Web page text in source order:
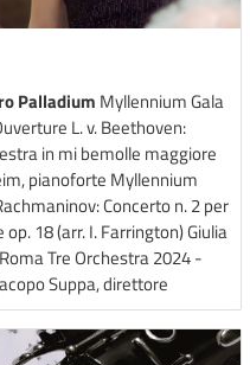
Palladium Myllennium Gala
L. v. Beethoven:
in mi bemolle maggiore
pianoforte Myllennium
Concerto n. 2 per
18 (arr. I. Farrington) Giulia
Tre Orchestra 2024 -
Suppa, direttore